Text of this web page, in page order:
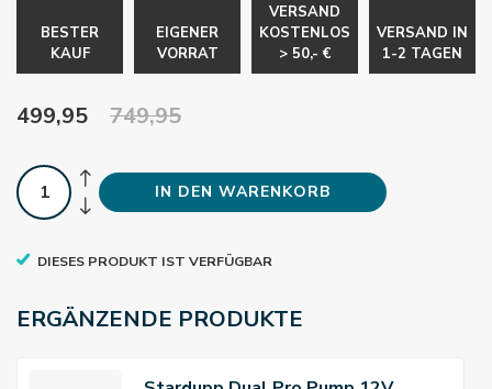
BESTER
KAUF
EIGENER
VORRAT
VERSAND
KOSTENLOS
> 50,- €
VERSAND IN
1-2 TAGEN
499,95 749,95
IN DEN WARENKORB
DIESES PRODUKT IST VERFÜGBAR
ERGÄNZENDE PRODUKTE